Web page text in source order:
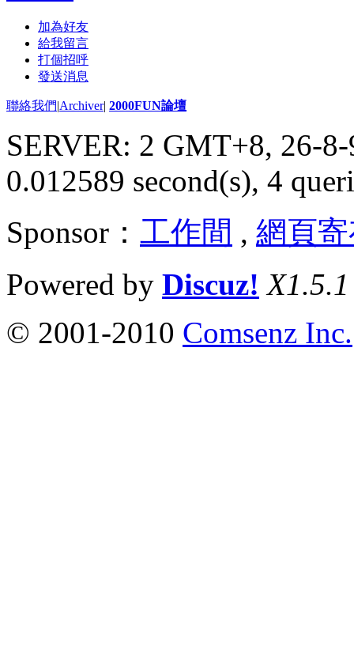
加為好友
給我留言
打個招呼
發送消息
聯絡我們|Archiver| 2000FUN論壇
SERVER: 2 GMT+8, 26-
0.012589 second(s), 4
Sponsor： 工作間 , 網頁
Powered by Discuz! X1.5.1
© 2001-2010 Comsenz Inc.